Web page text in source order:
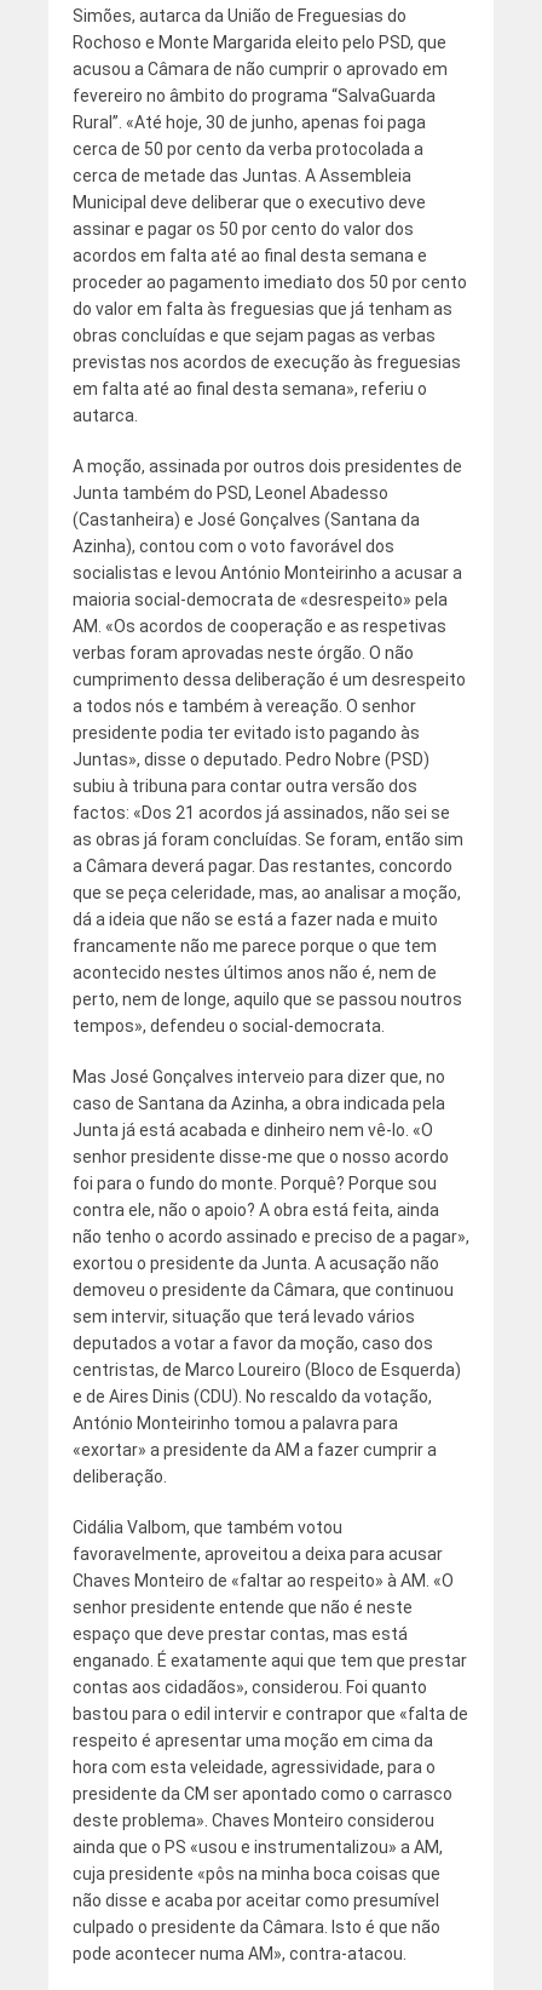
Simões, autarca da União de Freguesias do
Rochoso e Monte Margarida eleito pelo PSD, que
acusou a Câmara de não cumprir o aprovado em
fevereiro no âmbito do programa “SalvaGuarda
Rural”. «Até hoje, 30 de junho, apenas foi paga
cerca de 50 por cento da verba protocolada a
cerca de metade das Juntas. A Assembleia
Municipal deve deliberar que o executivo deve
assinar e pagar os 50 por cento do valor dos
acordos em falta até ao final desta semana e
proceder ao pagamento imediato dos 50 por cento
do valor em falta às freguesias que já tenham as
obras concluídas e que sejam pagas as verbas
previstas nos acordos de execução às freguesias
em falta até ao final desta semana», referiu o
autarca.
A moção, assinada por outros dois presidentes de
Junta também do PSD, Leonel Abadesso
(Castanheira) e José Gonçalves (Santana da
Azinha), contou com o voto favorável dos
socialistas e levou António Monteirinho a acusar a
maioria social-democrata de «desrespeito» pela
AM. «Os acordos de cooperação e as respetivas
verbas foram aprovadas neste órgão. O não
cumprimento dessa deliberação é um desrespeito
a todos nós e também à vereação. O senhor
presidente podia ter evitado isto pagando às
Juntas», disse o deputado. Pedro Nobre (PSD)
subiu à tribuna para contar outra versão dos
factos: «Dos 21 acordos já assinados, não sei se
as obras já foram concluídas. Se foram, então sim
a Câmara deverá pagar. Das restantes, concordo
que se peça celeridade, mas, ao analisar a moção,
dá a ideia que não se está a fazer nada e muito
francamente não me parece porque o que tem
acontecido nestes últimos anos não é, nem de
perto, nem de longe, aquilo que se passou noutros
tempos», defendeu o social-democrata.
Mas José Gonçalves interveio para dizer que, no
caso de Santana da Azinha, a obra indicada pela
Junta já está acabada e dinheiro nem vê-lo. «O
senhor presidente disse-me que o nosso acordo
foi para o fundo do monte. Porquê? Porque sou
contra ele, não o apoio? A obra está feita, ainda
não tenho o acordo assinado e preciso de a pagar»,
exortou o presidente da Junta. A acusação não
demoveu o presidente da Câmara, que continuou
sem intervir, situação que terá levado vários
deputados a votar a favor da moção, caso dos
centristas, de Marco Loureiro (Bloco de Esquerda)
e de Aires Dinis (CDU). No rescaldo da votação,
António Monteirinho tomou a palavra para
«exortar» a presidente da AM a fazer cumprir a
deliberação.
Cidália Valbom, que também votou
favoravelmente, aproveitou a deixa para acusar
Chaves Monteiro de «faltar ao respeito» à AM. «O
senhor presidente entende que não é neste
espaço que deve prestar contas, mas está
enganado. É exatamente aqui que tem que prestar
contas aos cidadãos», considerou. Foi quanto
bastou para o edil intervir e contrapor que «falta de
respeito é apresentar uma moção em cima da
hora com esta veleidade, agressividade, para o
presidente da CM ser apontado como o carrasco
deste problema». Chaves Monteiro considerou
ainda que o PS «usou e instrumentalizou» a AM,
cuja presidente «pôs na minha boca coisas que
não disse e acaba por aceitar como presumível
culpado o presidente da Câmara. Isto é que não
pode acontecer numa AM», contra-atacou.